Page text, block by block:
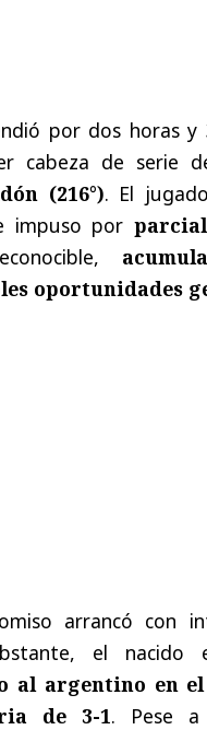
por dos horas y
cabeza de serie
(216°). El
impuso por
oportunidades
arrancó con
el
al argentino en
de 3-1. Pese a